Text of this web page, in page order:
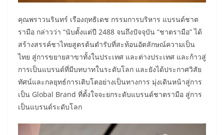
คุณพราวนรินทร์ เรืองฤทธิเดช กรรมการบริหาร แบรนด์ชาต
รามือ กล่าวว่า “นับตั้งแต่ปี 2488 จนถึงปัจจุบัน “ชาตรามือ” ได้
สร้างสรรค์ชาไทยสูตรต้นตำรับที่สะท้อนอัตลักษณ์ความเป็น
ไทย สู่การขยายสาขาทั้งในประเทศ และต่างประเทศ และก้าวสู่
การเป็นแบรนด์ที่มีบทบาทในระดับโลก และยังได้ประกาศวิสัย
ทัศน์และกลยุทธ์การเติบโตอย่างเป็นทางการ มุ่งเดินหน้าสู่การ
เป็น Global Brand ที่ตั้งใจจะยกระดับแบรนด์ชาตรามือ สู่การ
เป็นแบรนด์ระดับโลก